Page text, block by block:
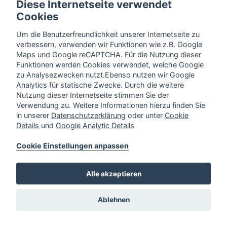
gerne mitteilen.
Diese Internetseite verwendet
Cookies
Um die Benutzerfreundlichkeit unserer Internetseite zu
verbessern, verwenden wir Funktionen wie z.B. Google
Maps und Google reCAPTCHA. Für die Nutzung dieser
Funktionen werden Cookies verwendet, welche Google
zu Analysezwecken nutzt.Ebenso nutzen wir Google
Analytics für statische Zwecke. Durch die weitere
Nutzung dieser Internetseite stimmen Sie der
Verwendung zu. Weitere Informationen hierzu finden Sie
in unserer Datenschutzerklärung oder unter Cookie
Details und Google Analytic Details
Cookie Einstellungen anpassen
Alle akzeptieren
Ablehnen